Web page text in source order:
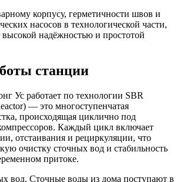
корпусу, герметичности швов и
насосов в технологической части,
высокой надёжностью и простотой
станции
Ус работает по технологии SBR
— это многоступенчатая
происходящая циклично под
Каждый цикл включает
отстаивания и рециркуляции, что
очистку сточных вод и стабильность
притоке.
вод. Сточные воды из дома поступают в